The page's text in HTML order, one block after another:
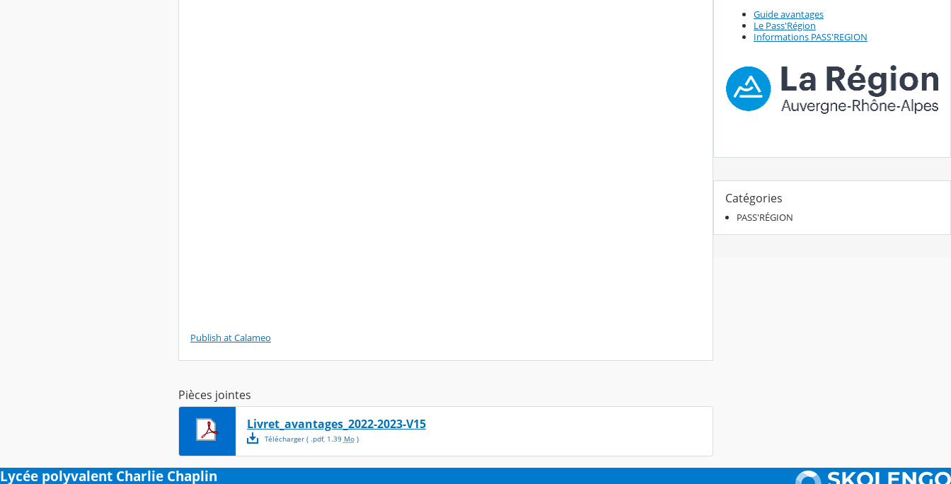
Publish at Calameo
Pièces jointes
Livret_avantages_2022-2023-V15
Télécharger( .pdf, 1.39 Mo)
Guide avantages
Le Pass'Région
Informations PASS'REGION
Catégories
PASS'RÉGION
Lycée polyvalent Charlie Chaplin